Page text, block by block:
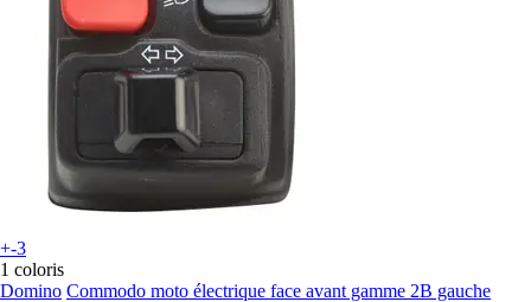
+-3
1 coloris
Domino Commodo moto électrique face avant gamme 2B gauche